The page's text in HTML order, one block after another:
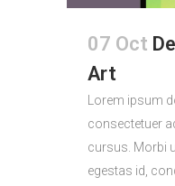
07 Oct
Art
Lorem ipsum
consectetuer
cursus. Morbi
egestas id,